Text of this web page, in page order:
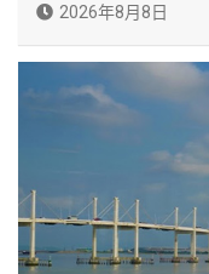
2026年8月8日